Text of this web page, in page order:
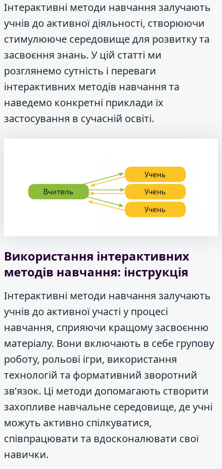
Інтерактивні методи навчання залучають
учнів до активної діяльності, створюючи
стимулююче середовище для розвитку та
засвоєння знань. У цій статті ми
розглянемо сутність і переваги
інтерактивних методів навчання та
наведемо конкретні приклади їх
застосування в сучасній освіті.
Використання інтерактивних
методів навчання: інструкція
Інтерактивні методи навчання залучають
учнів до активної участі у процесі
навчання, сприяючи кращому засвоєнню
матеріалу. Вони включають в себе групову
роботу, рольові ігри, використання
технологій та формативний зворотний
зв’язок. Ці методи допомагають створити
захопливе навчальне середовище, де учні
можуть активно спілкуватися,
співпрацювати та вдосконалювати свої
навички.